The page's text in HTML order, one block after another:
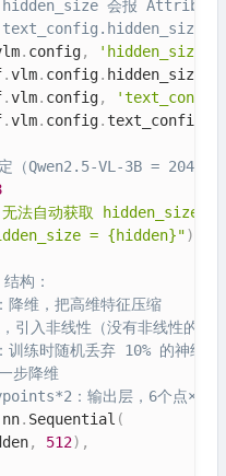
会报
. config, 'hidden_size'
.vlm. config. hidden_size
.vlm. config,
.vlm. config. text_config
（Qwen2.5-VL-3B = 2048）
法自动获取 hidden_size，
= {hidden}")
构：
维，把高维特征压缩
引入非线性（没有非线性的话
时随机丢弃 10% 的神经元
步降维
：输出层，6个点×2
nn. Sequential (
, 512) ,